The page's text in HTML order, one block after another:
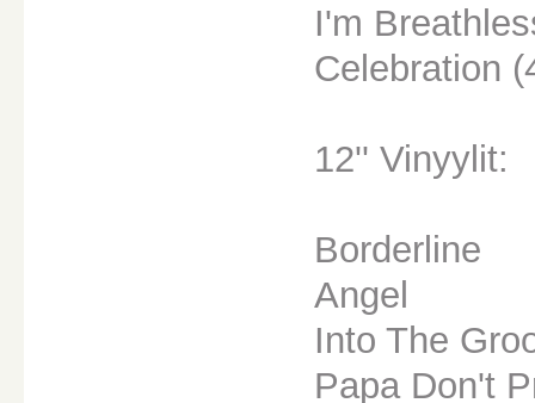
I'm
Celebration
12'' Vinyylit:
Borderline
Angel
Into The
Papa Don't